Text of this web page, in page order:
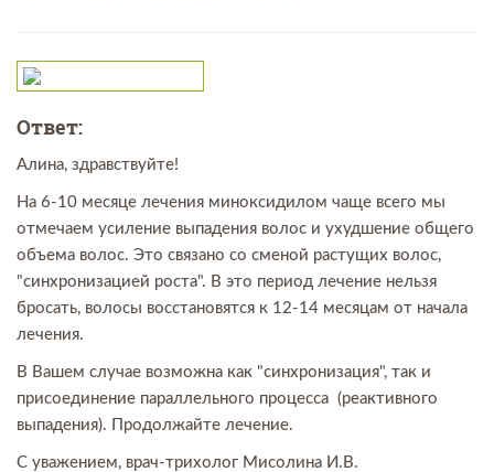
Ответ:
Алина, здравствуйте!
На 6-10 месяце лечения миноксидилом чаще всего мы
отмечаем усиление выпадения волос и ухудшение общего
объема волос. Это связано со сменой растущих волос,
"синхронизацией роста". В это период лечение нельзя
бросать, волосы восстановятся к 12-14 месяцам от начала
лечения.
В Вашем случае возможна как "синхронизация", так и
присоединение параллельного процесса (реактивного
выпадения). Продолжайте лечение.
С уважением, врач-трихолог Мисолина И.В.